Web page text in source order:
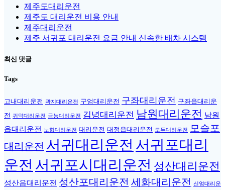
제주도대리운전
제주도 대리운전 비용 안내
제주대리운전
제주 서귀포 대리운전 요금 안내 신속한 배차 시스템
최신 댓글
Tags
고내대리운전 곽지대리운전 구엄대리운전 구좌대리운전 구좌읍대리운
전 귀덕대리운전 금능대리운전 김녕대리운전 남원대리운전 남원
읍대리운전
노형대리운전 대리운전 대정읍대리운전 도두대리운전
모슬포
대리운전 서귀대리운전 서귀포대리
운전 서귀포시대리운전 성산대리운전
성산읍대리운전 성산포대리운전 세화대리운전 신엄대리운